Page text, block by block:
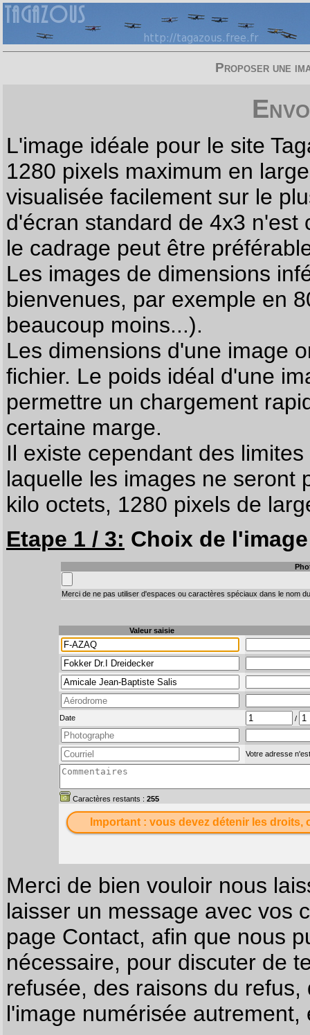
Proposer une
L'image idéale pour le site
1280 pixels maximum en
visualisée facilement sur le
d'écran standard de 4x3
le cadrage peut être
Les images de dimensions
bienvenues, par exemple en
beaucoup moins...).
Les dimensions d'une image
fichier. Le poids idéal d'une
permettre un chargement
certaine marge.
Il existe cependant des
laquelle les images ne seront
kilo octets, 1280 pixels de
Etape 1 / 3: Choix de
Merci de ne pas utiliser d'espaces ou caractères spéciaux dans le nom
Valeur saisie
Date /
Votre adresse
Caractères restants : 255
Important : vous devez détenir les
Merci de bien vouloir nous
laisser un message avec vos
page Contact, afin que nous
nécessaire, pour discuter de
refusée, des raisons du
l'image numérisée autrement,